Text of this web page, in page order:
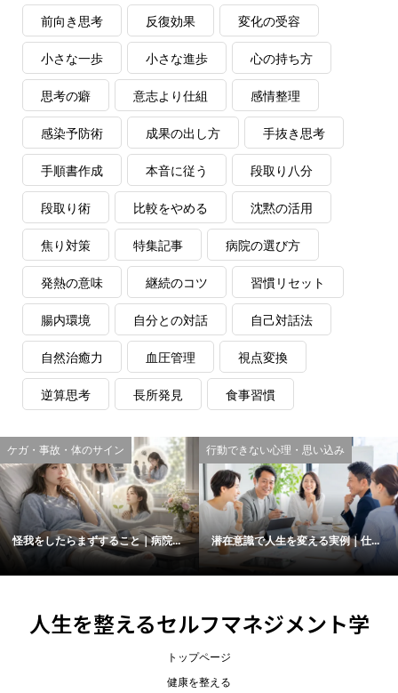
前向き思考 反復効果 変化の受容
小さな一歩 小さな進歩 心の持ち方
思考の癖 意志より仕組 感情整理
感染予防術 成果の出し方 手抜き思考
手順書作成 本音に従う 段取り八分
段取り術 比較をやめる 沈黙の活用
焦り対策 特集記事 病院の選び方
発熱の意味 継続のコツ 習慣リセット
腸内環境 自分との対話 自己対話法
自然治癒力 血圧管理 視点変換
逆算思考 長所発見 食事習慣
ケガ・事故・体のサイン
怪我をしたらまずすること｜病院...
行動できない心理・思い込み
潜在意識で人生を変える実例｜仕...
人生を整えるセルフマネジメント学
トップページ
健康を整える